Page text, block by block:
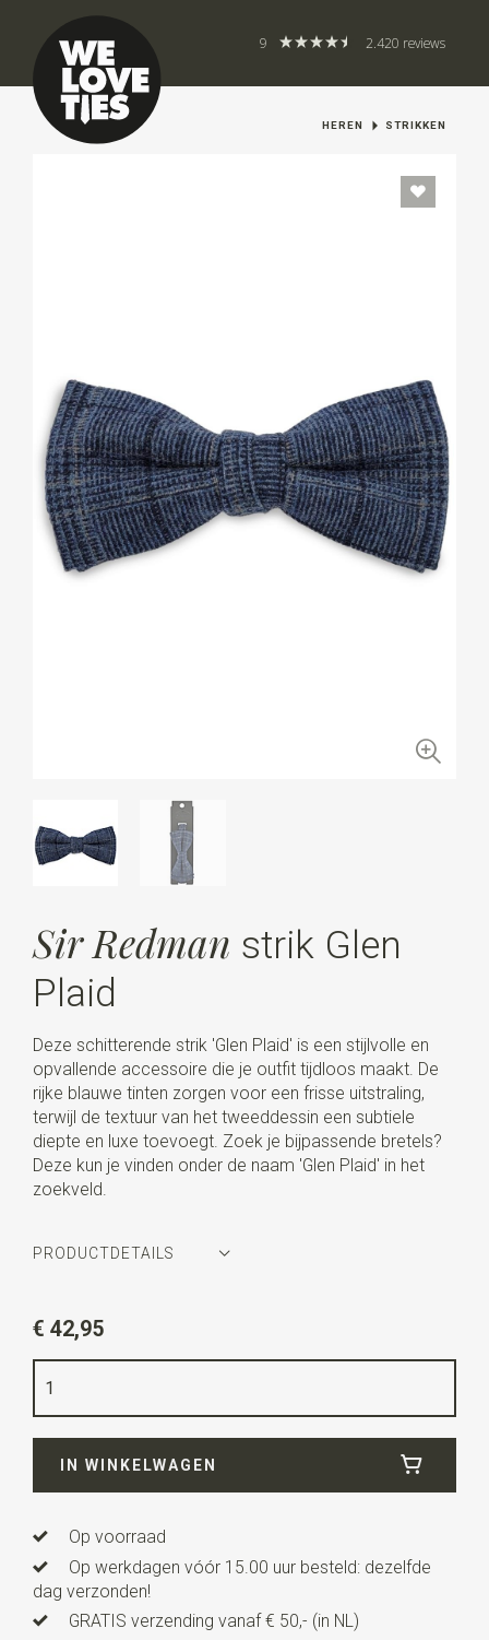
9 2.420 reviews
HEREN STRIKKEN
Sir Redman strik Glen
Plaid
Deze schitterende strik 'Glen Plaid' is een stijlvolle en
opvallende accessoire die je outfit tijdloos maakt. De
rijke blauwe tinten zorgen voor een frisse uitstraling,
terwijl de textuur van het tweeddessin een subtiele
diepte en luxe toevoegt. Zoek je bijpassende bretels?
Deze kun je vinden onder de naam 'Glen Plaid' in het
zoekveld.
PRODUCTDETAILS
blauw / grijs
Kwaliteit
Lengte12 cm
verstelbaar bandje.
€ 42,95
IN WINKELWAGEN
Op voorraad
Op werkdagen vóór 15.00 uur besteld: dezelfde
dag verzonden!
GRATIS verzending vanaf € 50,- (in NL)